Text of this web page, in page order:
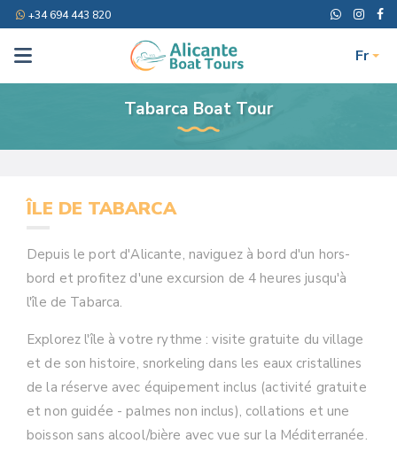
+34 694 443 820
Fr
Tabarca Boat Tour
ÎLE DE TABARCA
Depuis le port d'Alicante, naviguez à bord d'un hors-
bord et profitez d'une excursion de 4 heures jusqu'à
l'île de Tabarca.
Explorez l'île à votre rythme : visite gratuite du village
et de son histoire, snorkeling dans les eaux cristallines
de la réserve avec équipement inclus (activité gratuite
et non guidée - palmes non inclus), collations et une
boisson sans alcool/bière avec vue sur la Méditerranée.